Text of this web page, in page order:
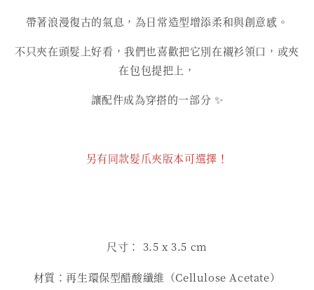
帶著浪漫復古的氣息，為日常造型增添柔和與創意感。
不只夾在頭髮上好看，我們也喜歡把它別在襯衫領口，或夾
在包包提把上，
讓配件成為穿搭的一部分 ✨
另有同款髮爪夾版本可選擇！
尺寸： 3.5 x 3.5 cm
材質：再生環保型醋酸纖維（Cellulose Acetate）